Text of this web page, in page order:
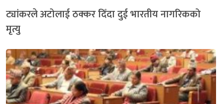
ट्यांकरले अटोलाई ठक्कर दिँदा दुई भारतीय नागरिकको
मृत्यु